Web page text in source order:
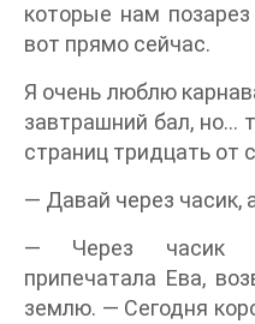
которые нам
вот прямо сейчас.
Я очень люблю
завтрашний бал, но…
страниц тридцать от
— Давай через часик,
— Через часик
припечатала Ева,
землю. — Сегодня